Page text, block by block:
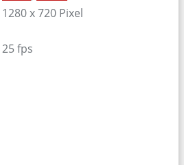
1280 x 720 Pixel
25 fps